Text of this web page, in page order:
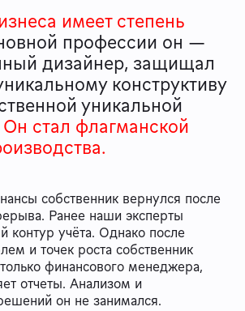
имеет степень
профессии он —
дизайнер, защищал
конструктиву
уникальной
Он стал флагманской
собственник вернулся после
Ранее наши эксперты
контур учёта. Однако после
и точек роста собственник
финансового менеджера,
отчеты. Анализом и
он не занимался.